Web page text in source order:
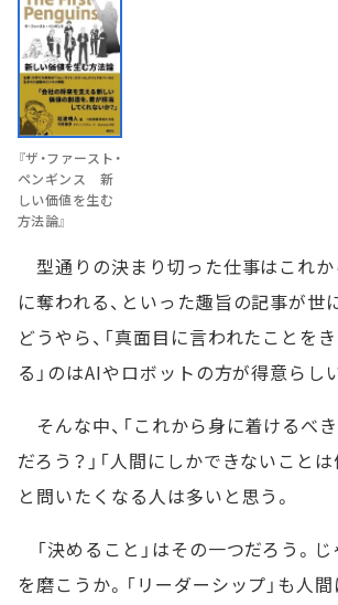
『ザ・ファースト・
ペンギンス 新
しい価値を生む
方法論』
型通りの決まり切った仕事はこれ
に奪われる、といった趣旨の記事が世
どうやら、「真面目に言われたことを
る」のはAIやロボットの方が得意らし
そんな中、「これから身に着けるべ
だろう？」「人間にしかできないことは
と問いたくなる人は多いと思う。
「決めること」はその一つだろう。
を磨こうか。「リーダーシップ」も人